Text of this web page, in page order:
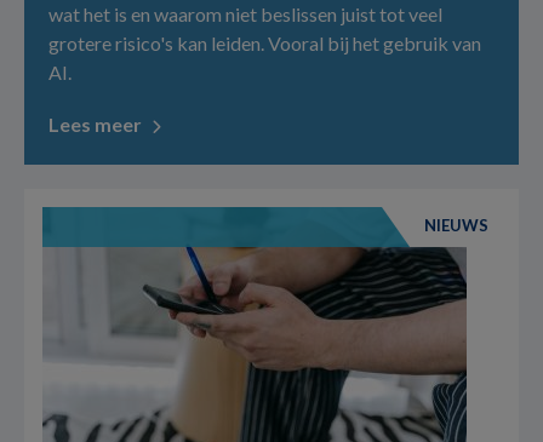
wat het is en waarom niet beslissen juist tot veel
grotere risico's kan leiden. Vooral bij het gebruik van
AI.
Lees meer
NIEUWS